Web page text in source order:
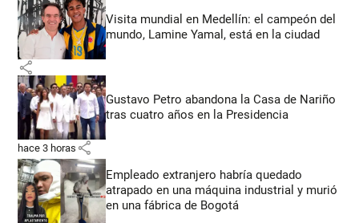
Visita mundial en Medellín: el campeón del
mundo, Lamine Yamal, está en la ciudad
share
Gustavo Petro abandona la Casa de Nariño
tras cuatro años en la Presidencia
hace 3 horas share
Empleado extranjero habría quedado
atrapado en una máquina industrial y murió
en una fábrica de Bogotá